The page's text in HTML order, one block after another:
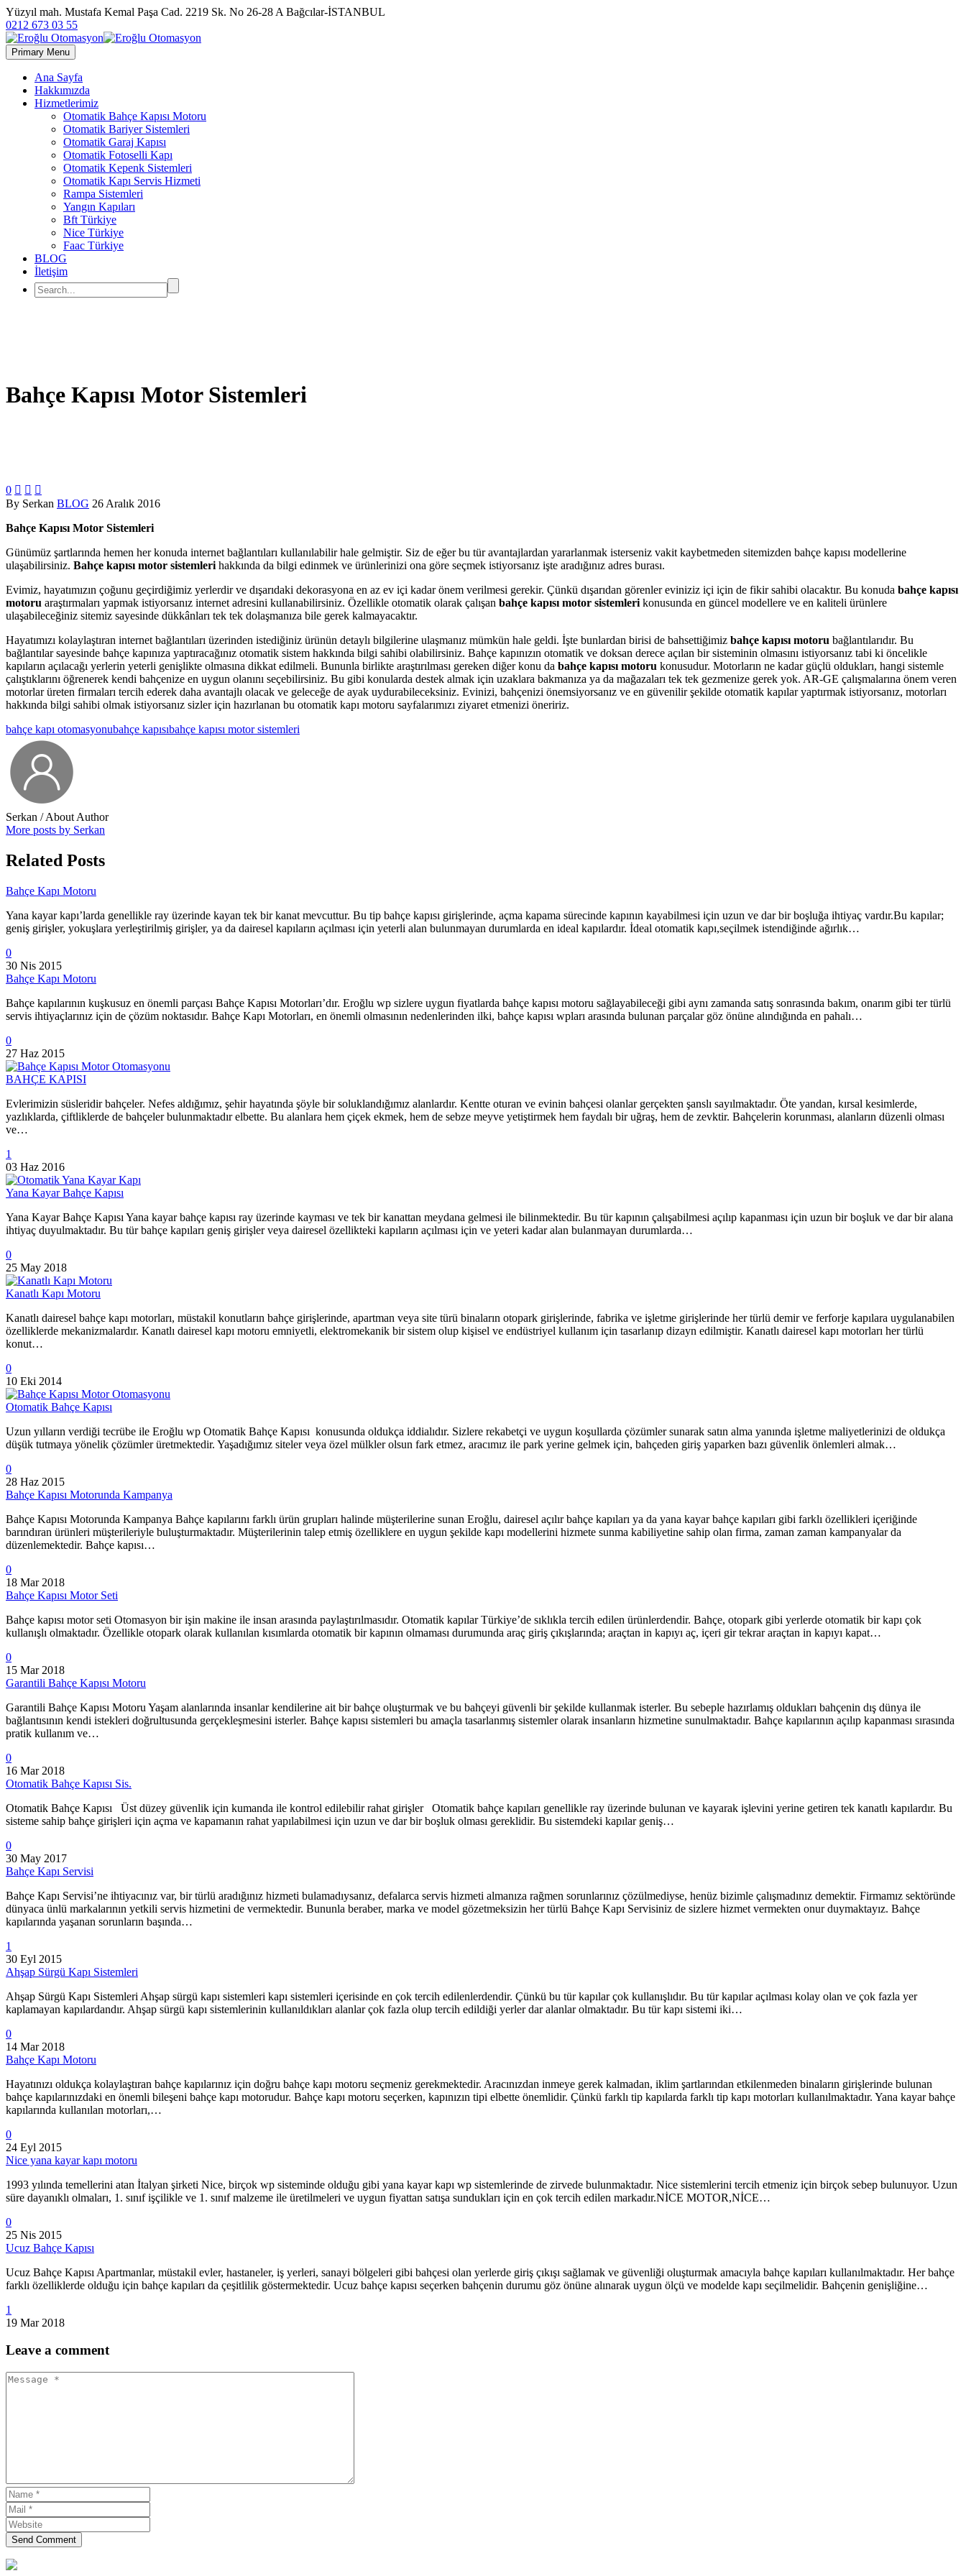
Yüzyıl mah. Mustafa Kemal Paşa Cad. 2219 Sk. No 26-28 A Bağcılar-İSTANBUL
0212 673 03 55
Primary Menu
Ana Sayfa
Hakkımızda
Hizmetlerimiz
Otomatik Bahçe Kapısı Motoru
Otomatik Bariyer Sistemleri
Otomatik Garaj Kapısı
Otomatik Fotoselli Kapı
Otomatik Kepenk Sistemleri
Otomatik Kapı Servis Hizmeti
Rampa Sistemleri
Yangın Kapıları
Bft Türkiye
Nice Türkiye
Faac Türkiye
BLOG
İletişim
Bahçe Kapısı Motor Sistemleri
0   
By Serkan BLOG 26 Aralık 2016
Bahçe Kapısı Motor Sistemleri
Günümüz şartlarında hemen her konuda internet bağlantıları kullanılabilir hale gelmiştir. Siz de eğer bu tür avantajlardan yararlanmak isterseniz vakit kaybetmeden sitemizden bahçe kapısı modellerine
ulaşabilirsiniz. Bahçe kapısı motor sistemleri hakkında da bilgi edinmek ve ürünlerinizi ona göre seçmek istiyorsanız işte aradığınız adres burası.
Evimiz, hayatımızın çoğunu geçirdiğimiz yerlerdir ve dışarıdaki dekorasyona en az ev içi kadar önem verilmesi gerekir. Çünkü dışarıdan görenler eviniziz içi için de fikir sahibi olacaktır. Bu konuda bahçe kapısı
motoru araştırmaları yapmak istiyorsanız internet adresini kullanabilirsiniz. Özellikle otomatik olarak çalışan bahçe kapısı motor sistemleri konusunda en güncel modellere ve en kaliteli ürünlere
ulaşabileceğiniz sitemiz sayesinde dükkânları tek tek dolaşmanıza bile gerek kalmayacaktır.
Hayatımızı kolaylaştıran internet bağlantıları üzerinden istediğiniz ürünün detaylı bilgilerine ulaşmanız mümkün hale geldi. İşte bunlardan birisi de bahsettiğimiz bahçe kapısı motoru bağlantılarıdır. Bu
bağlantılar sayesinde bahçe kapınıza yaptıracağınız otomatik sistem hakkında bilgi sahibi olabilirsiniz. Bahçe kapınızın otomatik ve doksan derece açılan bir sisteminin olmasını istiyorsanız tabi ki öncelikle
kapıların açılacağı yerlerin yeterli genişlikte olmasına dikkat edilmeli. Bununla birlikte araştırılması gereken diğer konu da bahçe kapısı motoru konusudur. Motorların ne kadar güçlü oldukları, hangi sistemle
çalıştıklarını öğrenerek kendi bahçenize en uygun olanını seçebilirsiniz. Bu gibi konularda destek almak için uzaklara bakmanıza ya da mağazaları tek tek gezmenize gerek yok. AR-GE çalışmalarına önem veren
motorlar üreten firmaları tercih ederek daha avantajlı olacak ve geleceğe de ayak uydurabileceksiniz. Evinizi, bahçenizi önemsiyorsanız ve en güvenilir şekilde otomatik kapılar yaptırmak istiyorsanız, motorları
hakkında bilgi sahibi olmak istiyorsanız sizler için hazırlanan bu otomatik kapı motoru sayfalarımızı ziyaret etmenizi öneririz.
bahçe kapı otomasyonubahçe kapısıbahçe kapısı motor sistemleri
Serkan / About Author
More posts by Serkan
Related Posts
Bahçe Kapı Motoru
Yana kayar kapı’larda genellikle ray üzerinde kayan tek bir kanat mevcuttur. Bu tip bahçe kapısı girişlerinde, açma kapama sürecinde kapının kayabilmesi için uzun ve dar bir boşluğa ihtiyaç vardır.Bu kapılar;
geniş girişler, yokuşlara yerleştirilmiş girişler, ya da dairesel kapıların açılması için yeterli alan bulunmayan durumlarda en ideal kapılardır. İdeal otomatik kapı,seçilmek istendiğinde ağırlık…
0
30 Nis 2015
Bahçe Kapı Motoru
Bahçe kapılarının kuşkusuz en önemli parçası Bahçe Kapısı Motorları’dır. Eroğlu wp sizlere uygun fiyatlarda bahçe kapısı motoru sağlayabileceği gibi aynı zamanda satış sonrasında bakım, onarım gibi ter türlü
servis ihtiyaçlarınız için de çözüm noktasıdır. Bahçe Kapı Motorları, en önemli olmasının nedenlerinden ilki, bahçe kapısı wpları arasında bulunan parçalar göz önüne alındığında en pahalı…
0
27 Haz 2015
BAHÇE KAPISI
Evlerimizin süsleridir bahçeler. Nefes aldığımız, şehir hayatında şöyle bir soluklandığımız alanlardır. Kentte oturan ve evinin bahçesi olanlar gerçekten şanslı sayılmaktadır. Öte yandan, kırsal kesimlerde,
yazlıklarda, çiftliklerde de bahçeler bulunmaktadır elbette. Bu alanlara hem çiçek ekmek, hem de sebze meyve yetiştirmek hem faydalı bir uğraş, hem de zevktir. Bahçelerin korunması, alanların düzenli olması
ve…
1
03 Haz 2016
Yana Kayar Bahçe Kapısı
Yana Kayar Bahçe Kapısı Yana kayar bahçe kapısı ray üzerinde kayması ve tek bir kanattan meydana gelmesi ile bilinmektedir. Bu tür kapının çalışabilmesi açılıp kapanması için uzun bir boşluk ve dar bir alana
ihtiyaç duyulmaktadır. Bu tür bahçe kapıları geniş girişler veya dairesel özellikteki kapıların açılması için ve yeteri kadar alan bulanmayan durumlarda…
0
25 May 2018
Kanatlı Kapı Motoru
Kanatlı dairesel bahçe kapı motorları, müstakil konutların bahçe girişlerinde, apartman veya site türü binaların otopark girişlerinde, fabrika ve işletme girişlerinde her türlü demir ve ferforje kapılara uygulanabilen
özelliklerde mekanizmalardır. Kanatlı dairesel kapı motoru emniyetli, elektromekanik bir sistem olup kişisel ve endüstriyel kullanım için tasarlanıp dizayn edilmiştir. Kanatlı dairesel kapı motorları her türlü
konut…
0
10 Eki 2014
Otomatik Bahçe Kapısı
Uzun yılların verdiği tecrübe ile Eroğlu wp Otomatik Bahçe Kapısı konusunda oldukça iddialıdır. Sizlere rekabetçi ve uygun koşullarda çözümler sunarak satın alma yanında işletme maliyetlerinizi de oldukça
düşük tutmaya yönelik çözümler üretmektedir. Yaşadığımız siteler veya özel mülkler olsun fark etmez, aracımız ile park yerine gelmek için, bahçeden giriş yaparken bazı güvenlik önlemleri almak…
0
28 Haz 2015
Bahçe Kapısı Motorunda Kampanya
Bahçe Kapısı Motorunda Kampanya Bahçe kapılarını farklı ürün grupları halinde müşterilerine sunan Eroğlu, dairesel açılır bahçe kapıları ya da yana kayar bahçe kapıları gibi farklı özellikleri içeriğinde
barındıran ürünleri müşterileriyle buluşturmaktadır. Müşterilerinin talep etmiş özelliklere en uygun şekilde kapı modellerini hizmete sunma kabiliyetine sahip olan firma, zaman zaman kampanyalar da
düzenlemektedir. Bahçe kapısı…
0
18 Mar 2018
Bahçe Kapısı Motor Seti
Bahçe kapısı motor seti Otomasyon bir işin makine ile insan arasında paylaştırılmasıdır. Otomatik kapılar Türkiye’de sıklıkla tercih edilen ürünlerdendir. Bahçe, otopark gibi yerlerde otomatik bir kapı çok
kullanışlı olmaktadır. Özellikle otopark olarak kullanılan kısımlarda otomatik bir kapının olmaması durumunda araç giriş çıkışlarında; araçtan in kapıyı aç, içeri gir tekrar araçtan in kapıyı kapat…
0
15 Mar 2018
Garantili Bahçe Kapısı Motoru
Garantili Bahçe Kapısı Motoru Yaşam alanlarında insanlar kendilerine ait bir bahçe oluşturmak ve bu bahçeyi güvenli bir şekilde kullanmak isterler. Bu sebeple hazırlamış oldukları bahçenin dış dünya ile
bağlantısının kendi istekleri doğrultusunda gerçekleşmesini isterler. Bahçe kapısı sistemleri bu amaçla tasarlanmış sistemler olarak insanların hizmetine sunulmaktadır. Bahçe kapılarının açılıp kapanması sırasında
pratik kullanım ve…
0
16 Mar 2018
Otomatik Bahçe Kapısı Sis.
Otomatik Bahçe Kapısı Üst düzey güvenlik için kumanda ile kontrol edilebilir rahat girişler Otomatik bahçe kapıları genellikle ray üzerinde bulunan ve kayarak işlevini yerine getiren tek kanatlı kapılardır. Bu
sisteme sahip bahçe girişleri için açma ve kapamanın rahat yapılabilmesi için uzun ve dar bir boşluk olması gereklidir. Bu sistemdeki kapılar geniş…
0
30 May 2017
Bahçe Kapı Servisi
Bahçe Kapı Servisi’ne ihtiyacınız var, bir türlü aradığınız hizmeti bulamadıysanız, defalarca servis hizmeti almanıza rağmen sorunlarınız çözülmediyse, henüz bizimle çalışmadınız demektir. Firmamız sektöründe
dünyaca ünlü markalarının yetkili servis hizmetini de vermektedir. Bununla beraber, marka ve model gözetmeksizin her türlü Bahçe Kapı Servisiniz de sizlere hizmet vermekten onur duymaktayız. Bahçe
kapılarında yaşanan sorunların başında…
1
30 Eyl 2015
Ahşap Sürgü Kapı Sistemleri
Ahşap Sürgü Kapı Sistemleri Ahşap sürgü kapı sistemleri kapı sistemleri içerisinde en çok tercih edilenlerdendir. Çünkü bu tür kapılar çok kullanışlıdır. Bu tür kapılar açılması kolay olan ve çok fazla yer
kaplamayan kapılardandır. Ahşap sürgü kapı sistemlerinin kullanıldıkları alanlar çok fazla olup tercih edildiği yerler dar alanlar olmaktadır. Bu tür kapı sistemi iki…
0
14 Mar 2018
Bahçe Kapı Motoru
Hayatınızı oldukça kolaylaştıran bahçe kapılarınız için doğru bahçe kapı motoru seçmeniz gerekmektedir. Aracınızdan inmeye gerek kalmadan, iklim şartlarından etkilenmeden binaların girişlerinde bulunan
bahçe kapılarınızdaki en önemli bileşeni bahçe kapı motorudur. Bahçe kapı motoru seçerken, kapınızın tipi elbette önemlidir. Çünkü farklı tip kapılarda farklı tip kapı motorları kullanılmaktadır. Yana kayar bahçe
kapılarında kullanılan motorları,…
0
24 Eyl 2015
Nice yana kayar kapı motoru
1993 yılında temellerini atan İtalyan şirketi Nice, birçok wp sisteminde olduğu gibi yana kayar kapı wp sistemlerinde de zirvede bulunmaktadır. Nice sistemlerini tercih etmeniz için birçok sebep bulunuyor. Uzun
süre dayanıklı olmaları, 1. sınıf işçilikle ve 1. sınıf malzeme ile üretilmeleri ve uygun fiyattan satışa sundukları için en çok tercih edilen markadır.NİCE MOTOR,NİCE…
0
25 Nis 2015
Ucuz Bahçe Kapısı
Ucuz Bahçe Kapısı Apartmanlar, müstakil evler, hastaneler, iş yerleri, sanayi bölgeleri gibi bahçesi olan yerlerde giriş çıkışı sağlamak ve güvenliği oluşturmak amacıyla bahçe kapıları kullanılmaktadır. Her bahçe
farklı özelliklerde olduğu için bahçe kapıları da çeşitlilik göstermektedir. Ucuz bahçe kapısı seçerken bahçenin durumu göz önüne alınarak uygun ölçü ve modelde kapı seçilmelidir. Bahçenin genişliğine…
1
19 Mar 2018
Leave a comment
Send Comment